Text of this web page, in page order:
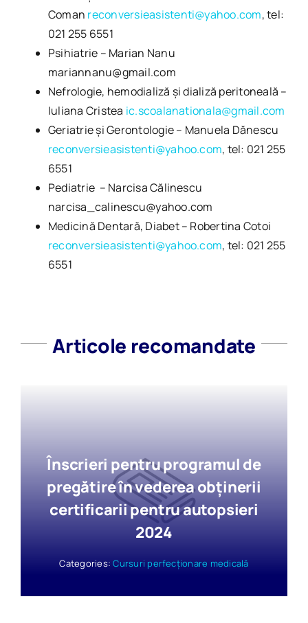
Coman reconversieasistenti@yahoo.com, tel:
021 255 6551
Psihiatrie – Marian Nanu
mariannanu@gmail.com
Nefrologie, hemodializă și dializă peritoneală –
Iuliana Cristea ic.scoalanationala@gmail.com
Geriatrie și Gerontologie – Manuela Dănescu
reconversieasistenti@yahoo.com, tel: 021 255
6551
Pediatrie – Narcisa Călinescu
narcisa_calinescu@yahoo.com
Medicină Dentară, Diabet – Robertina Cotoi
reconversieasistenti@yahoo.com, tel: 021 255
6551
Articole recomandate
Înscrieri pentru programul de
pregătire în vederea obținerii
certificarii pentru autopsieri
2024
Categories:Cursuri perfecționare medicală